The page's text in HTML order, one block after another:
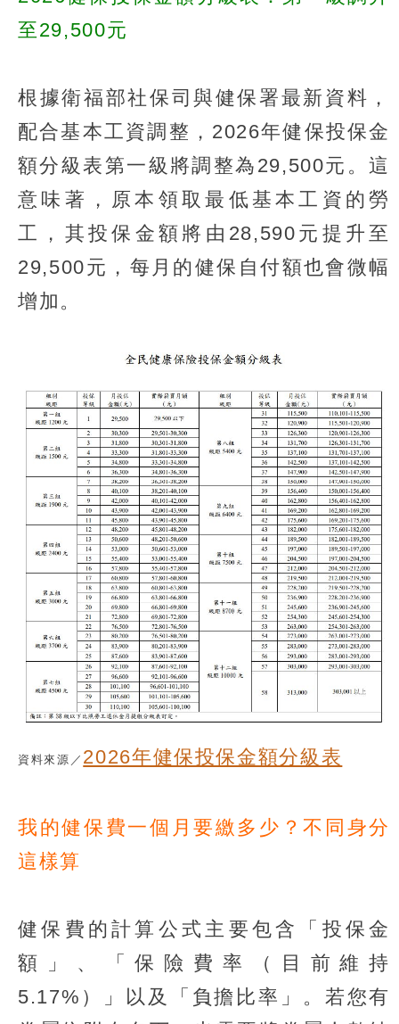
至29,500元
根據衛福部社保司與健保署最新資料，
配合基本工資調整，2026年健保投保金
額分級表第一級將調整為29,500元。這
意味著，原本領取最低基本工資的勞
工，其投保金額將由28,590元提升至
29,500元，每月的健保自付額也會微幅
增加。
資料來源／ 2026年健保投保金額分級表
我的健保費一個月要繳多少？不同身分
這樣算
健保費的計算公式主要包含「投保金
額」、「保險費率（目前維持
5.17%）」以及「負擔比率」。若您有